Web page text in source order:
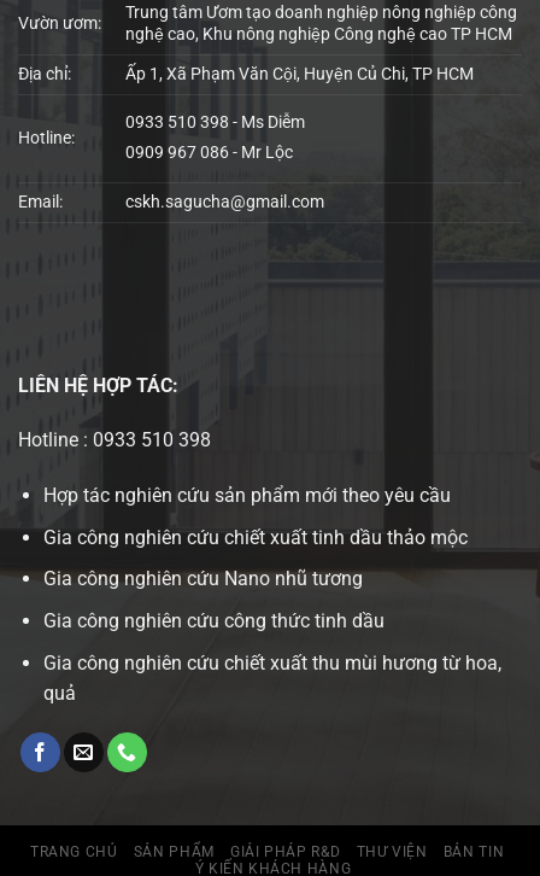
Vườn ươm:
Trung tâm Ươm tạo doanh nghiệp nông nghiệp công
nghệ cao, Khu nông nghiệp Công nghệ cao TP HCM
Địa chỉ: Ấp 1, Xã Phạm Văn Cội, Huyện Củ Chi, TP HCM
Hotline:
0933 510 398 - Ms Diễm
0909 967 086 - Mr Lộc
Email: cskh.sagucha@gmail.com
LIÊN HỆ HỢP TÁC:
Hotline : 0933 510 398
Hợp tác nghiên cứu sản phẩm mới theo yêu cầu
Gia công nghiên cứu chiết xuất tinh dầu thảo mộc
Gia công nghiên cứu Nano nhũ tương
Gia công nghiên cứu công thức tinh dầu
Gia công nghiên cứu chiết xuất thu mùi hương từ hoa,
quả
TRANG CHỦ SẢN PHẨM GIẢI PHÁP R&D THƯ VIỆN
BẢN TIN
Ý KIẾN KHÁCH HÀNG